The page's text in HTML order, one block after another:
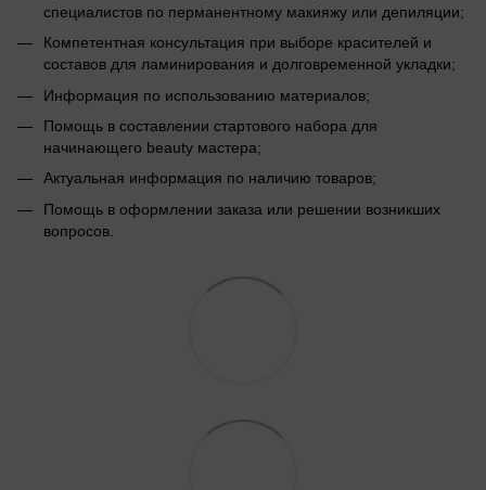
специалистов по перманентному макияжу или депиляции;
Компетентная консультация при выборе красителей и
составов для ламинирования и долговременной укладки;
Информация по использованию материалов;
Помощь в составлении стартового набора для
начинающего beauty мастера;
Актуальная информация по наличию товаров;
Помощь в оформлении заказа или решении возникших
вопросов.